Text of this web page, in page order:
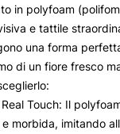
in polyfoam
e tattile
una forma
di un fiore fresco
Touch: Il
e morbida, imitando